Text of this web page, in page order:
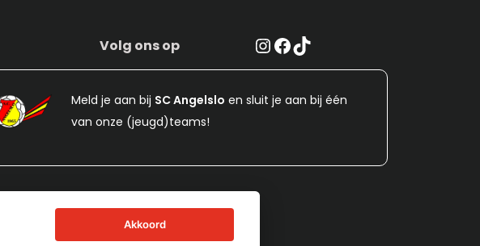
Volg ons op Instagram
Facebook
TikTok
Meld je aan bij SC Angelslo en sluit je aan bij één
van onze (jeugd)teams!
Akkoord